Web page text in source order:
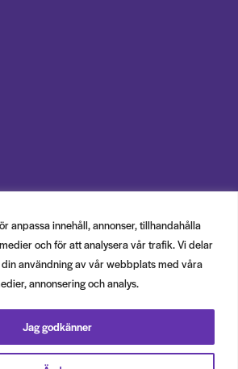
anpassa innehåll, annonser, tillhandahålla
och för att analysera vår trafik. Vi delar
användning av vår webbplats med våra
annonsering och analys.
Jag godkänner